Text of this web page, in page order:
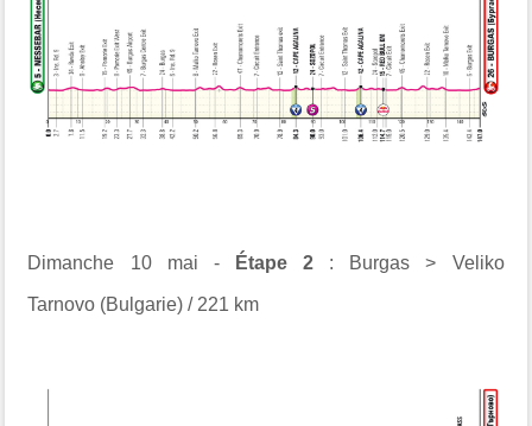
Dimanche 10 mai - Étape 2 : Burgas > Veliko
Tarnovo (Bulgarie) / 221 km